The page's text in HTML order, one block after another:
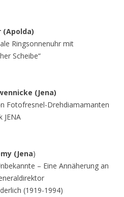
(Apolda)
Ringsonnenuhr mit
Scheibe“
(Jena)
Fotofresnel-Drehdiamamanten
JENA
(Jena)
– Eine Annäherung an
(1919-1994)